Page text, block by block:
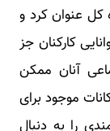
کل عنوان کرد و
کارکنان جز
آنان ممکن
موجود برای
را به دنبال